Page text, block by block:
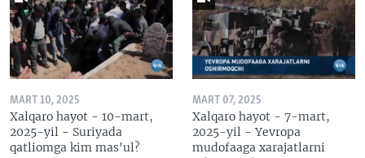
MART 10, 2025
Xalqaro hayot - 10-mart,
2025-yil - Suriyada
qatliomga kim mas'ul?
MART 07, 2025
Xalqaro hayot - 7-mart,
2025-yil - Yevropa
mudofaaga xarajatlarni